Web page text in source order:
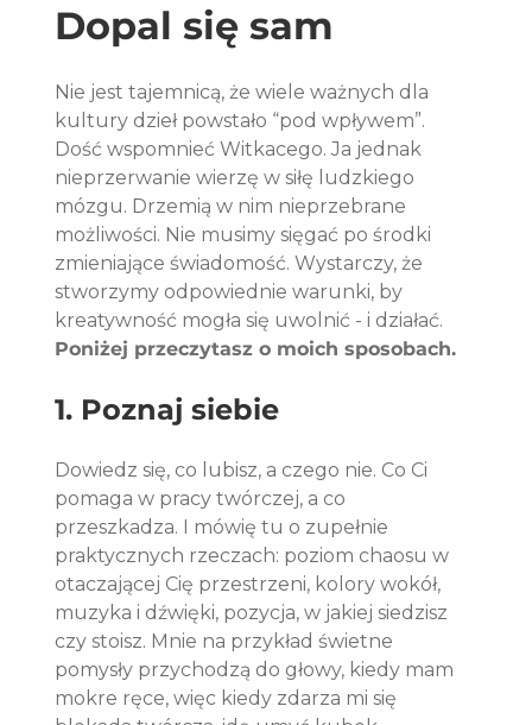
Dopal się sam
Nie jest tajemnicą, że wiele ważnych dla
kultury dzieł powstało “pod wpływem”.
Dość wspomnieć Witkacego. Ja jednak
nieprzerwanie wierzę w siłę ludzkiego
mózgu. Drzemią w nim nieprzebrane
możliwości. Nie musimy sięgać po środki
zmieniające świadomość. Wystarczy, że
stworzymy odpowiednie warunki, by
kreatywność mogła się uwolnić - i działać.
Poniżej przeczytasz o moich sposobach.
1. Poznaj siebie
Dowiedz się, co lubisz, a czego nie. Co Ci
pomaga w pracy twórczej, a co
przeszkadza. I mówię tu o zupełnie
praktycznych rzeczach: poziom chaosu w
otaczającej Cię przestrzeni, kolory wokół,
muzyka i dźwięki, pozycja, w jakiej siedzisz
czy stoisz. Mnie na przykład świetne
pomysły przychodzą do głowy, kiedy mam
mokre ręce, więc kiedy zdarza mi się